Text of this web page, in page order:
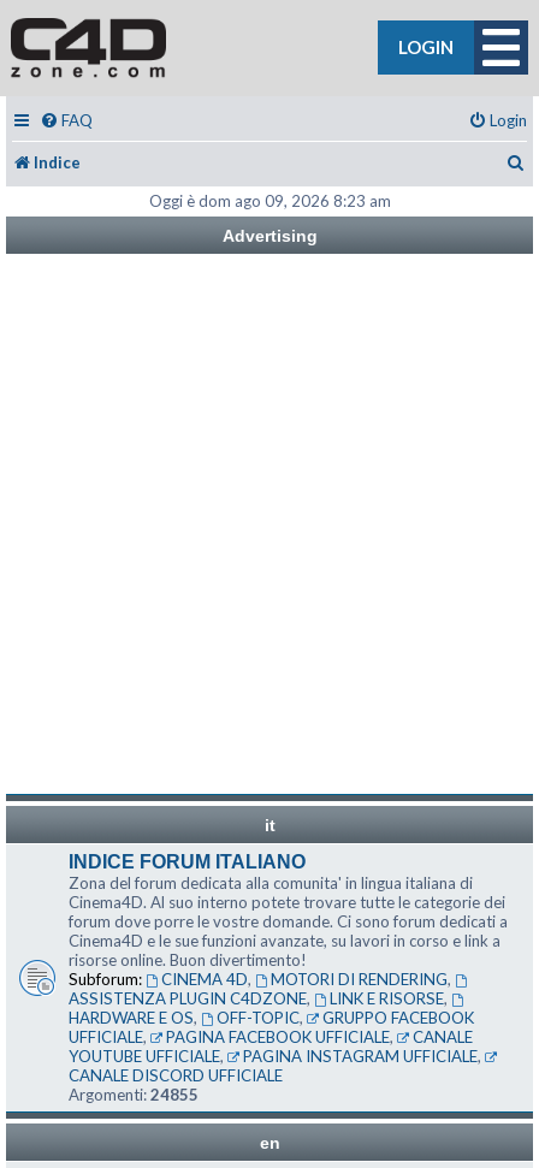
LOGIN
FAQ Login
Indice
Oggi è dom ago 09, 2026 8:23 am
Advertising
it
INDICE FORUM ITALIANO
Zona del forum dedicata alla comunita' in lingua italiana di
Cinema4D. Al suo interno potete trovare tutte le categorie dei
forum dove porre le vostre domande. Ci sono forum dedicati a
Cinema4D e le sue funzioni avanzate, su lavori in corso e link a
risorse online. Buon divertimento!
Subforum:
CINEMA 4D, MOTORI DI RENDERING,
ASSISTENZA PLUGIN C4DZONE, LINK E RISORSE,
HARDWARE E OS, OFF-TOPIC,
GRUPPO FACEBOOK
UFFICIALE, PAGINA FACEBOOK UFFICIALE,
CANALE
YOUTUBE UFFICIALE, PAGINA INSTAGRAM UFFICIALE,
CANALE DISCORD UFFICIALE
Argomenti:24855
en